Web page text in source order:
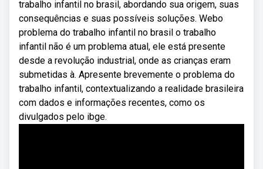
trabalho infantil no brasil, abordando sua origem, suas
consequências e suas possíveis soluções. Webo
problema do trabalho infantil no brasil o trabalho
infantil não é um problema atual, ele está presente
desde a revolução industrial, onde as crianças eram
submetidas à. Apresente brevemente o problema do
trabalho infantil, contextualizando a realidade brasileira
com dados e informações recentes, como os
divulgados pelo ibge.